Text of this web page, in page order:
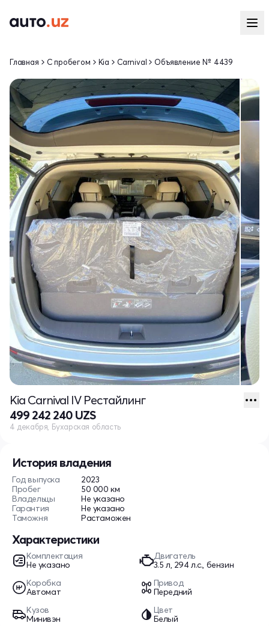
История владения
Год выпуска
2023
Пробег
50 000 км
Владельцы
Не указано
Гарантия
Не указано
Таможня
Растаможен
Характеристики
Комплектация
Не указано
Двигатель
3.5 л, 294 л.с., бензин
Коробка
Автомат
Привод
Передний
Кузов
Минивэн
Цвет
Белый
Главная С пробегом Kia Carnival Объявление № 4439
Kia Carnival IV Рестайлинг
499 242 240 UZS
4 декабря, Бухарская область